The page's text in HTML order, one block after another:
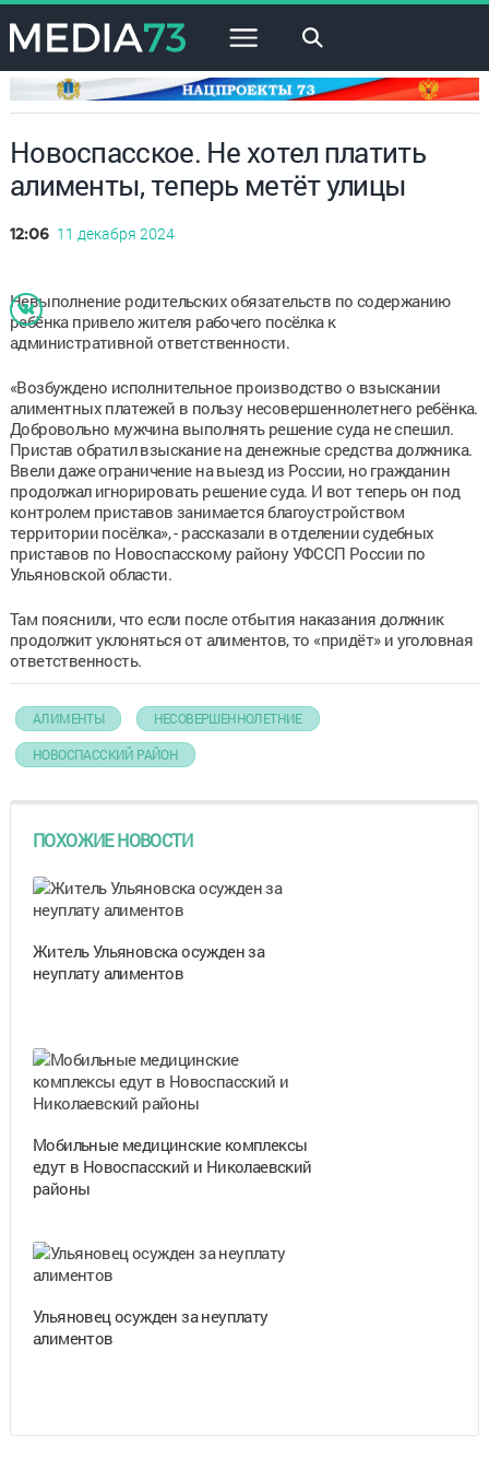
×
Новоспасское. Не хотел платить
алименты, теперь метёт улицы
12:06 11 декабря 2024
Невыполнение родительских обязательств по содержанию
ребёнка привело жителя рабочего посёлка к
административной ответственности.
«Возбуждено исполнительное производство о взыскании
алиментных платежей в пользу несовершеннолетнего ребёнка.
Добровольно мужчина выполнять решение суда не спешил.
Пристав обратил взыскание на денежные средства должника.
Ввели даже ограничение на выезд из России, но гражданин
продолжал игнорировать решение суда. И вот теперь он под
контролем приставов занимается благоустройством
территории посёлка», - рассказали в отделении судебных
приставов по Новоспасскому району УФССП России по
Ульяновской области.
Там пояснили, что если после отбытия наказания должник
продолжит уклоняться от алиментов, то «придёт» и уголовная
ответственность.
АЛИМЕНТЫ НЕСОВЕРШЕННОЛЕТНИЕ
НОВОСПАССКИЙ РАЙОН
ПОХОЖИЕ НОВОСТИ
Житель Ульяновска осужден за
неуплату алиментов
Мобильные медицинские комплексы
едут в Новоспасский и Николаевский
районы
Ульяновец осужден за неуплату
алиментов